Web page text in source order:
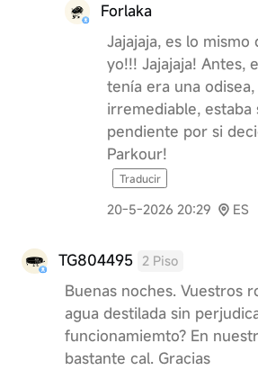
Forlaka
Jajajaja, es lo mismo
yo!!! Jajajaja! Antes,
tenía era una
irremediable, estaba
pendiente por si
Parkour!
Traducir
20-5-2026 20:29 ES
TG804495 2 Piso
Buenas noches. Vuestros
agua destilada sin
funcionamiemto? En
bastante cal. Gracias